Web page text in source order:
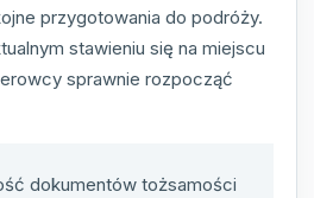
przygotowania do podróży.
stawieniu się na miejscu
sprawnie rozpocząć
dokumentów tożsamości